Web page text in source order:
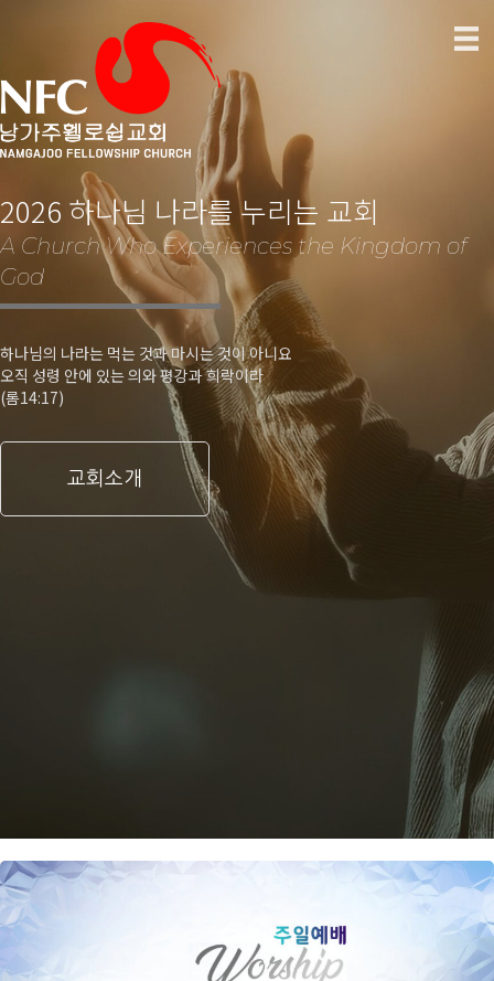
2026 하나님 나라를 누리는 교회
A Church Who Experiences the Kingdom of
God
하나님의 나라는 먹는 것과 마시는 것이 아니요
오직 성령 안에 있는 의와 평강과 희락이라
(롬14:17)
교회소개